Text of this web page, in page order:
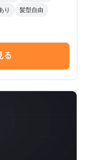
り 髪型自由
る